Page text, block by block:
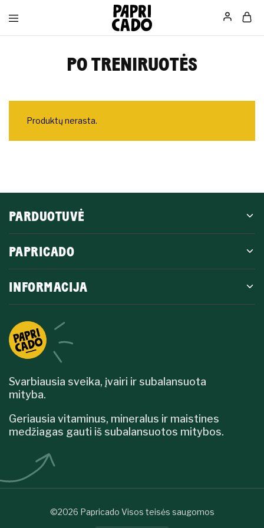
Papricado
PO TRENIRUOTĖS
Produktų nerasta.
PARDUOTUVĖ
PAPRICADO
INFORMACIJA
Svarbiausia sveika, įvairi ir subalansuota
mityba.
Geriausia vitaminus, mineralus ir maistines
medžiagas gauti iš subalansuotos mitybos.
©2026 Papricado Visos teisės saugomos